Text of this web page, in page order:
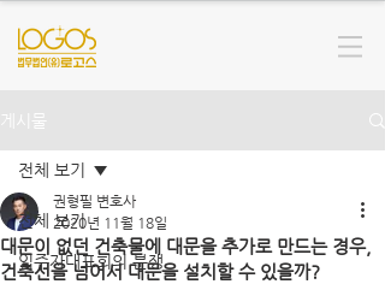
게시물
전체 보기
입주자대표회의 분쟁
전체 보기
대문이 없던 건축물에 대문을 추가로 만드는 경우,
건축선을 넘어서 대문을 설치할 수 있을까?
권형필 변호사
2020년 11월 18일